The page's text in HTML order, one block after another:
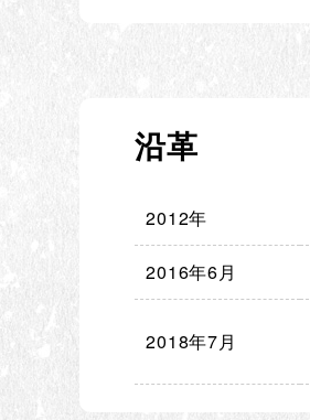
沿革
2012年
2016年6月
2018年7月